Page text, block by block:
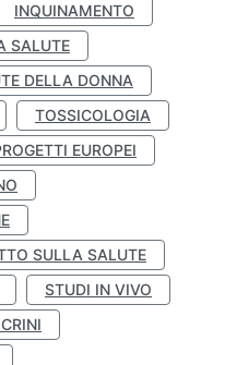
INQUINAMENTO
SALUTE
DELLA DONNA
TOSSICOLOGIA
EUROPEI
SULLA SALUTE
STUDI IN VIVO